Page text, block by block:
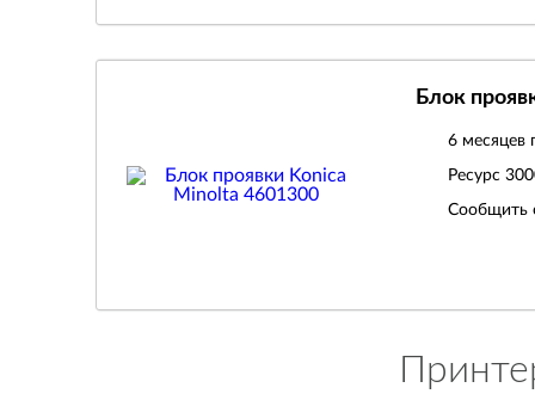
Блок
6 месяцев
Ресурс
Сообщить